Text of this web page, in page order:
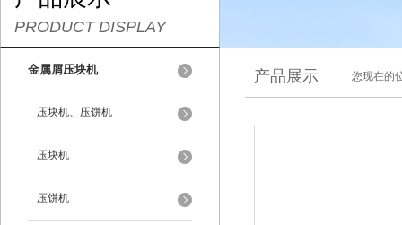
PRODUCT DISPLAY
金属屑压块机
压块机、压饼机
压块机
压饼机
产品展示 您现在的